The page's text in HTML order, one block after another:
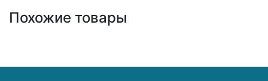
Похожие товары